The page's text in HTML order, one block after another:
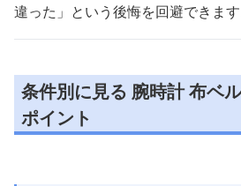
違った」という後悔を回避できます
条件別に見る 腕時計 布ベ
ポイント